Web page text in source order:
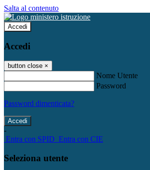
Salta al contenuto
Accedi
Accedi
button close ×
Nome Utente
Password
Password dimenticata?
-
Entra con SPID Entra con CIE
Seleziona utente